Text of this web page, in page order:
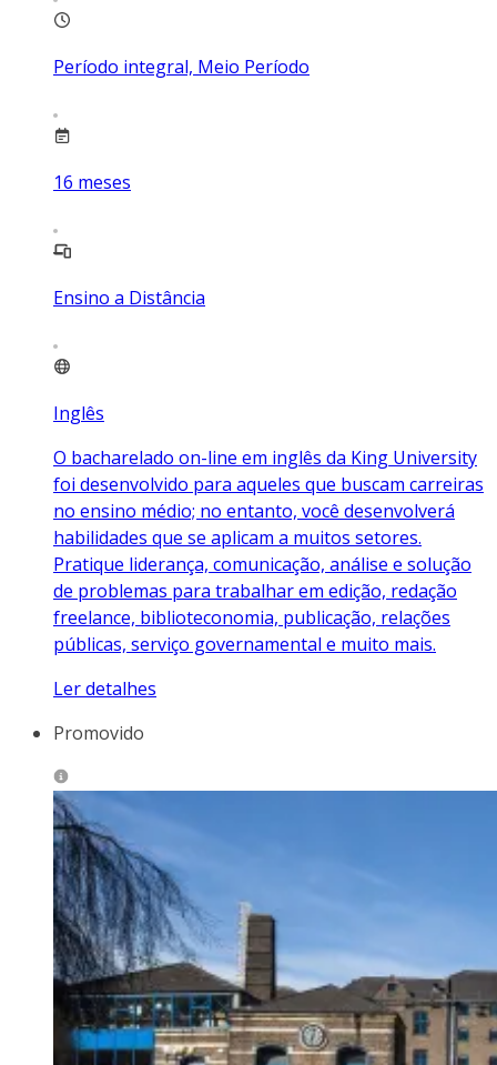
Período integral, Meio Período
16 meses
Ensino a Distância
Inglês
O bacharelado on-line em inglês da King University
foi desenvolvido para aqueles que buscam carreiras
no ensino médio; no entanto, você desenvolverá
habilidades que se aplicam a muitos setores.
Pratique liderança, comunicação, análise e solução
de problemas para trabalhar em edição, redação
freelance, biblioteconomia, publicação, relações
públicas, serviço governamental e muito mais.
Ler detalhes
Promovido